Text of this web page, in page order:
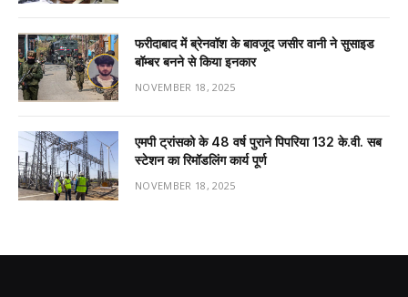
फरीदाबाद में ब्रेनवॉश के बावजूद जसीर वानी ने सुसाइड
बॉम्बर बनने से किया इनकार
NOVEMBER 18, 2025
एमपी ट्रांसको के 48 वर्ष पुराने पिपरिया 132 के.वी. सब
स्टेशन का रिमॉडलिंग कार्य पूर्ण
NOVEMBER 18, 2025